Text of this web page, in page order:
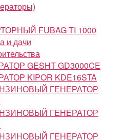
FUBAG TI 1000
и дачи
GESHT GD3000CE
KIPOR KDE16STA
ГЕНЕРАТОР
ГЕНЕРАТОР
ГЕНЕРАТОР